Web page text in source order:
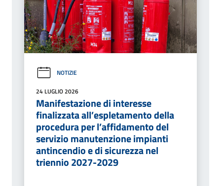
NOTIZIE
24 LUGLIO 2026
Manifestazione di interesse
finalizzata all’espletamento della
procedura per l’affidamento del
servizio manutenzione impianti
antincendio e di sicurezza nel
triennio 2027-2029